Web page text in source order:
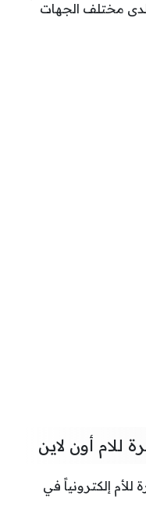
مختلف الجهات
أون لاين
إلكترونياً في